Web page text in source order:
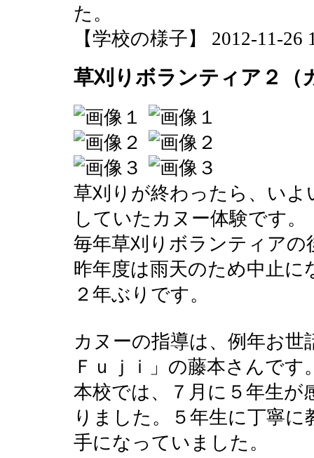
た。
【学校の様子】 2012-11-26
草刈りボランティア２（
草刈りが終わったら、い
していたカヌー体験です。
毎年草刈りボランティア
昨年度は雨天のため中止
２年ぶりです。
カヌーの指導は、例年お
Ｆｕｊｉ」の藤本さんです
本校では、７月に５年生が
りました。５年生に丁寧
手になっていました。